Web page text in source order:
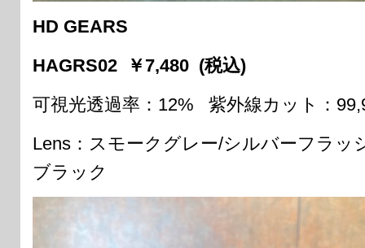
HD GEARS
HAGRS02 ￥7,480 (税込)
可視光透過率：12% 紫外線カット：
Lens：スモークグレー/シルバーフ
ブラック